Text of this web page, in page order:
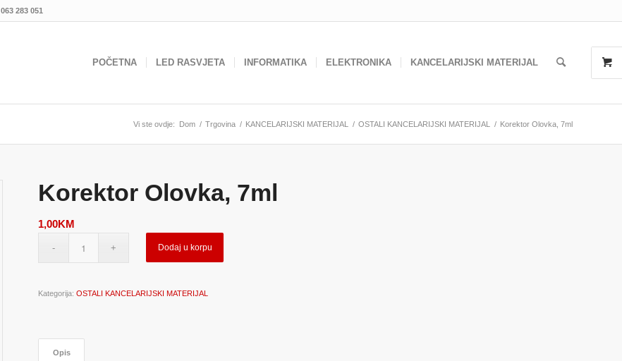
063 283 051
POČETNA LED RASVJETA INFORMATIKA ELEKTRONIKA KANCELARIJSKI MATERIJAL
Vi ste ovdje: Dom / Trgovina / KANCELARIJSKI MATERIJAL / OSTALI KANCELARIJSKI MATERIJAL / Korektor Olovka, 7ml
Korektor Olovka, 7ml
1,00KM
Dodaj u korpu
Kategorija:OSTALI KANCELARIJSKI MATERIJAL
Opis